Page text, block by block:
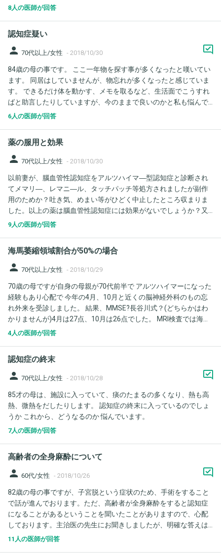
頼まれ事をしても、忘れていてできていないことが多いです。た
8人の医師が回答
認知症疑い
person 70代以上/女性 - 2018/10/30
84歳の母の事です。 ここ一年物を探す事が多くなったと嘆いてい
ます。 同居はしていませんが、物忘れが多くなったと感じていま
す。 できるだけ体を動かす、メモを取るなど、生活面でこうすれ
ばと助言したりしていますが、今のままで良いのかと私も悩んで
います。 病院を受診すべきなのでしょうが、認知症であったとし
心して暮らせるようにしてあげたいです。本人にショックを与え
たくありません。 それと認知症のお薬に賛否がある事も気になり
6人の医師が回答
薬の服用と効果
person 70代以上/女性 - 2018/10/30
以前妻が、腦血管性認知症をアルツハイマ―型認知症と診断され
てメマリ―、レマニ―ル、タッチパッチ等処方されましたが副作
用のためか？吐き気、めまい等がひどく中止したところ収まりま
した。以上の薬は腦血管性認知症には効果がないでしょうか？又
腦血管性認知症にはどんな薬がありますか？今はまだ自分で日常
9人の医師が回答
海馬萎縮領域割合が50%の場合
person 70代以上/女性 - 2018/10/29
70歳の母ですが自身の母親が70代前半で アルツハイマーになった
経験もあり心配で 今年の4月、10月と近くの脳神経外科のもの忘
れ外来を受診しました。 結果、MMSE?長谷川式？(どちらかはわ
かりませんが)4月は27点、10月は26点でした。 MRI検査では海馬
萎縮が見られると言われました。弟が付き添っていたのですがそ
認知症とは考えられない、また4月からも変化ないので半年後また
いらして下さい」と言われました。母は心配になり薬は服用しな
葉も出ませんでした。 母の状態は家族から見ると 4人の孫の送り
迎えの時間など自分の予定以外は忘れる事はよくありますがそれ
以外は全く問題なく見え昔に比べると多少忘れっぽくなりました
が歳相応と思えとても認知症とは思えません。関心事、身なり、
のですが高すぎて心配です。弟はVOI萎縮の程度の数字はよく覚え
てないみたいですが海馬萎縮割合が50%以上で1点代ということは
ーの確率がかなり高いと聞きましたがその場合、今は全く問題な
くても今後進行していく確率が高く今は症状に出てないだけなの
か不安です。 お医者さんは今は問題無いと言ってくれました。現
在の母の状態からは想像つかないのでこれは今だけの事なのかと
思うと不安でたまりません。 ご意見よろしくお願い致します。
4人の医師が回答
認知症の終末
person 70代以上/女性 - 2018/10/28
85才の母は、施設に入っていて、痰のたまるの多くなり、熱も高
熱、微熱をだしたりします。 認知症の終末に入っているのでしょ
うか これから、どうなるのか 悩んでいます。
7人の医師が回答
高齢者の全身麻酔について
person 60代/女性 - 2018/10/26
82歳の母の事ですが、子宮脱という症状のため、手術をすること
で話が進んでおります。ただ、高齢者が全身麻酔をすると認知症
になることがあるということを聞いたことがありますので、心配
しております。主治医の先生にお聞きしましたが、明確な答えは
いただかなかったようで、かえって不安になっております。２時
11人の医師が回答